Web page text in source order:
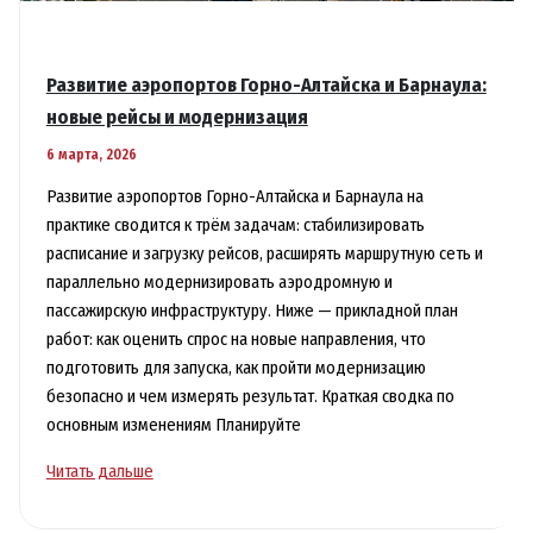
Развитие аэропортов Горно-Алтайска и Барнаула:
новые рейсы и модернизация
6 марта, 2026
Развитие аэропортов Горно-Алтайска и Барнаула на
практике сводится к трём задачам: стабилизировать
расписание и загрузку рейсов, расширять маршрутную сеть и
параллельно модернизировать аэродромную и
пассажирскую инфраструктуру. Ниже — прикладной план
работ: как оценить спрос на новые направления, что
подготовить для запуска, как пройти модернизацию
безопасно и чем измерять результат. Краткая сводка по
основным изменениям Планируйте
Развитие
Читать дальше